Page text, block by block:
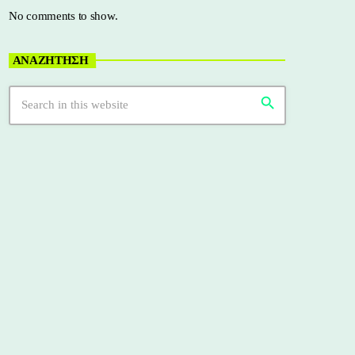
No comments to show.
ΑΝΑΖΗΤΗΣΗ
search